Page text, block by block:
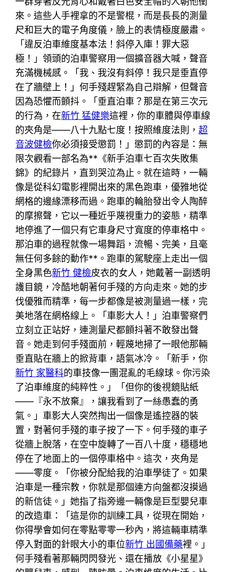
來。這些人手裡拿的不是警棍，而是長長的測量
尺和巨大的電子角度儀，臉上的表情極度嚴肅。
「違反泊車維度基本法！斜停入庫！罪大惡
極！」領頭的泊車警察用一個擴音器大喊，聲音
充滿機械感。「我、我沒有斜停！我只是垂直停
在了牆壁上！」何手殘趕緊為自己辯解，但聲音
因為恐懼而顫抖。「垂直泊車？那是在第三次元
的行為，在新竹 猛健樂這裡，你的車體與停車線
的夾角是——八十九點七度！按照維度法則， 超
音波健檢你必須接受懲罰！」懲罰的內容是：無
限次觀看一部名為**《新手泊車七百次失敗集
錦》的紀錄片，直到哭泣為止。就在這時，一輛
像是從科幻電影裡開出來的黑色跑車，優雅地從
網格的邊緣漂移而過。跑車的輪胎發出令人陶醉
的摩擦聲，它以一種近乎蔑視重力的姿態，精準
地停進了一個只有它車身尺寸寬度的停車格中。
那泊車的過程就像一場舞蹈，流暢、完美，且毫
無任何多餘的動作**。跑車的駕駛座上走出一個
全身黑色新竹 健檢皮衣的女人，她戴著一副透明
護目鏡，冷酷地朝著何手殘的方向走來。她的步
伐優雅而精準，每一步都像是被測量過一樣，完
美地落在網格線上。「車影大人！」泊車警察們
立刻立正站好，連測量尺都顫抖著不敢發出聲
音。她走到何手殘面前，輕蔑地掃了一眼他那輛
垂直貼在牆上的掀背車，語氣冰冷。「新手，你
新竹 家醫科的車技像一團混亂的毛線球。你污染
了泊車維度的純粹性。」「但你的後視鏡貼紙
——『永不放棄』，讓我看到了一絲愚蠢的勇
氣。」車影大人突然掏出一個像是遙控器的裝
置，對著何手殘的車子按了一下。何手殘的車子
從牆上脫落，在空中旋轉了一百八十度，穩穩地
停在了地面上的一個停車格中。這次，夾角是
——零度。「你被分配給我的泊車學徒了。如果
泊車是一種宗教，你就是那個連方向盤都沒摸過
的新信徒。」她指了指旁邊一輛像是巨型嬰兒車
的改造車：「這是你的訓練工具，從現在開始，
你得學會如何在零點零零一秒內，將這輛車精準
停入對面的針眼大小的車位新竹 出國備藥裡。」
何手殘看著那輛閃閃發光、還在播放《小星星》